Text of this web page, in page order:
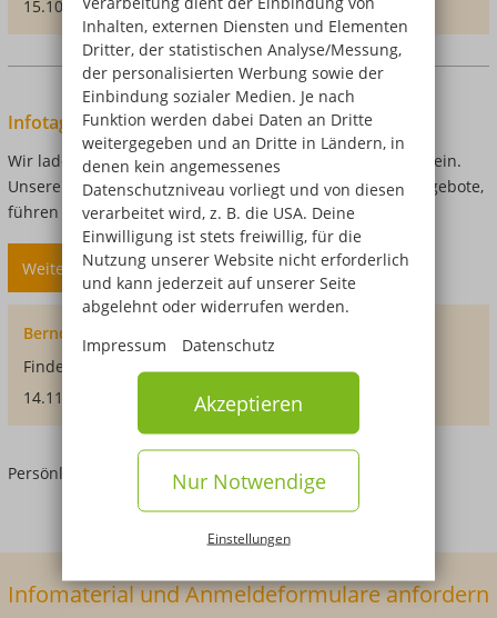
Inhalten, externen Diensten und Elementen
Dritter, der statistischen Analyse/Messung,
der personalisierten Werbung sowie der
Einbindung sozialer Medien. Je nach
Funktion werden dabei Daten an Dritte
weitergegeben und an Dritte in Ländern, in
denen kein angemessenes
Datenschutzniveau vorliegt und von diesen
verarbeitet wird, z. B. die USA. Deine
Einwilligung ist stets freiwillig, für die
Nutzung unserer Website nicht erforderlich
und kann jederzeit auf unserer Seite
abgelehnt oder widerrufen werden.
Impressum
Datenschutz
Akzeptieren
Nur Notwendige
Einstellungen
Studium
15.10.2026, 19:00 - 20:00 Uhr
Infotag: Friedrichshafen
Wir laden Dich herzlich zu unserem kommenden Infotag ein.
Unsere Schulleitungen informieren Dich über unsere Angebote,
führen durch die Räume und beantworten Fragen.
Weiterlesenüber
Infotag:
Friedrichshafen
Bernd-Blindow-Schulen Friedrichshafen
Findet statt:
14.11.2026, 10:00 - 13:00 Uhr
Persönliche Beratung, Infotermine & mehr
Infomaterial und Anmeldeformulare anfordern